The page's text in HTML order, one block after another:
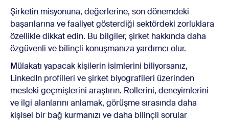
Şirketin misyonuna, değerlerine, son dönemdeki
başarılarına ve faaliyet gösterdiği sektördeki zorluklara
özellikle dikkat edin. Bu bilgiler, şirket hakkında daha
özgüvenli ve bilinçli konuşmanıza yardımcı olur.
Mülakatı yapacak kişilerin isimlerini biliyorsanız,
LinkedIn profilleri ve şirket biyografileri üzerinden
mesleki geçmişlerini araştırın. Rollerini, deneyimlerini
ve ilgi alanlarını anlamak, görüşme sırasında daha
kişisel bir bağ kurmanızı ve daha bilinçli sorular